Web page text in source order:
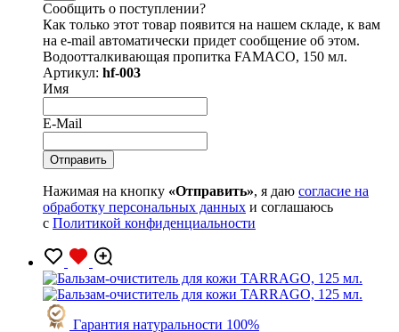
Сообщить о поступлении?
Как только этот товар появится на нашем складе, к вам
на e-mail автоматически придет сообщение об этом.
Водоотталкивающая пропитка FAMACO, 150 мл.
Артикул: hf-003
Имя
E-Mail
Нажимая на кнопку «Отправить», я даю согласие на
обработку персональных данных и соглашаюсь
с Политикой конфиденциальности
Гарантия натуральности 100%